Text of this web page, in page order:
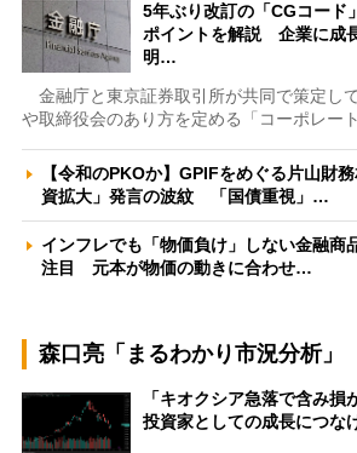
5年ぶり改訂の「CGコード
ポイントを解説 企業に成
明…
金融庁と東京証券取引所が共同で策定し
や取締役会のあり方を定める「コーポレー
【令和のPKOか】GPIFをめぐる片山財
資拡大」発言の波紋 「国債重視」…
インフレでも「物価負け」しない金融商
注目 元本が物価の動きに合わせ…
森口亮「まるわかり市況分析」
「キオクシア急落で含み
投資家としての成長につ